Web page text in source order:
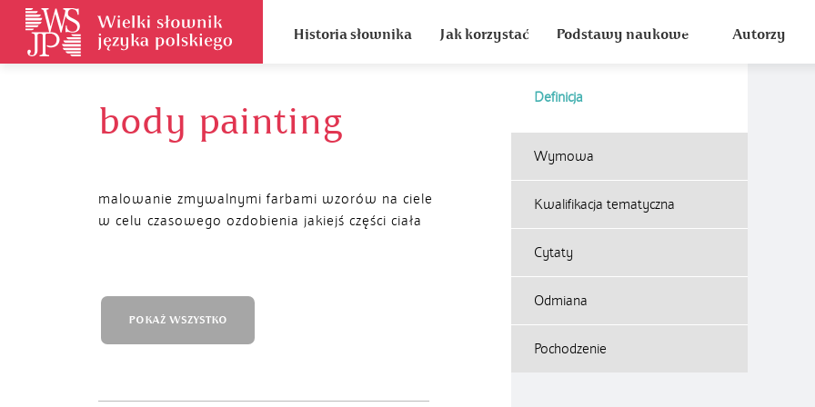
Historia słownika Jak korzystać Podstawy naukowe Autorzy
body painting
Definicja
malowanie zmywalnymi farbami wzorów na ciele
w celu czasowego ozdobienia jakiejś części ciała
Wymowa
Kwalifikacja tematyczna
Cytaty
Odmiana
Pochodzenie
POKAŻ WSZYSTKO